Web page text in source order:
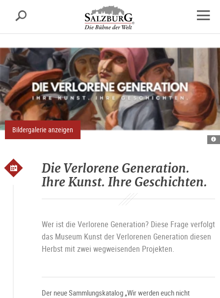
sr.skipnav.Zum
Inhalt
springen
sr.skipnav.Zum
Hauptmenü
springen
sr.skipnav.Zu
den
Kontaktinformationen
Suche
Bildergalerie anzeigen
Die Verlorene Generation.
Ihre Kunst. Ihre Geschichten.
Wer ist die Verlorene Generation? Diese Frage verfolgt
das Museum Kunst der Verlorenen Generation diesen
Herbst mit zwei wegweisenden Projekten.
Der neue Sammlungskatalog „Wir werden euch nicht